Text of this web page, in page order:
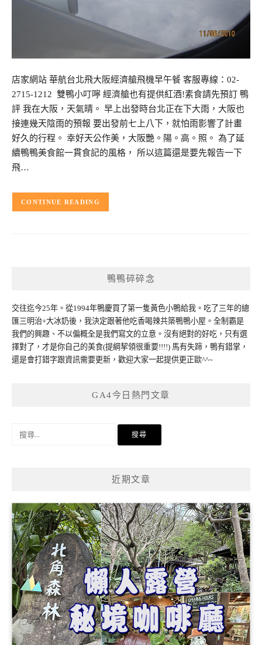
店家網站 華航台北飛大阪經濟艙飛機早午餐 客服專線：02-
2715-1212 雙鴨小叮嚀 經濟艙也有提供紅酒!素食請先預訂 鴨
評 我在大阪，天氣晴。 早上出發時台北正在下大雨，大阪也
接連幾天陰雨的預報 要出發前七上八下，就怕雨影響了計畫
好久的行程。 幸好天公作美，大阪艷。陽。高。照。 為了延
續鴨鴨美食館一貫食記的風格， 所以這篇還是要先報告一下
飛…
CONTINUE READING
鴨鴨碎碎念
交往迄今25年。從1994年鴨慶買了第一隻黃色小鴨給我。吃了三年的總
匯三明治+大冰奶後，我決定跟著他吃香喝辣共築鴨鴨小屋。全制霸是
我們的興趣、不以偏概全是我們寫文的立意。沒有絕對的好吃，只有選
擇對了，才是你自己的美食(提綱挈領很重要!!!!) 馬有失蹄，鴨有錯掌，
還是會打錯字跟資訊需要更新，歡迎大家一起提供更正歐^^~
GA4今日熱門文章
近期文章